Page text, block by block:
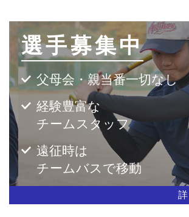
選手募集中
父母会・親当番一切なし
経験豊富な
チームスタッフ
遠征時は
チームバスで移動